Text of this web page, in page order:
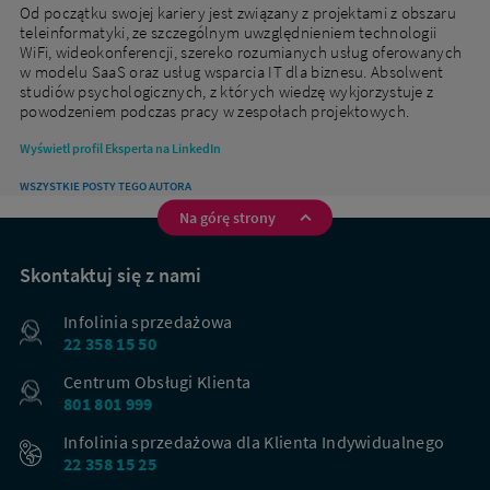
Od początku swojej kariery jest związany z projektami z obszaru
teleinformatyki, ze szczególnym uwzględnieniem technologii
WiFi, wideokonferencji, szereko rozumianych usług oferowanych
w modelu SaaS oraz usług wsparcia IT dla biznesu. Absolwent
studiów psychologicznych, z których wiedzę wykjorzystuje z
powodzeniem podczas pracy w zespołach projektowych.
Wyświetl profil Eksperta na LinkedIn
WSZYSTKIE POSTY TEGO AUTORA
Na górę strony
Skontaktuj się z nami
Infolinia sprzedażowa
22 358 15 50
Centrum Obsługi Klienta
801 801 999
Infolinia sprzedażowa dla Klienta Indywidualnego
22 358 15 25